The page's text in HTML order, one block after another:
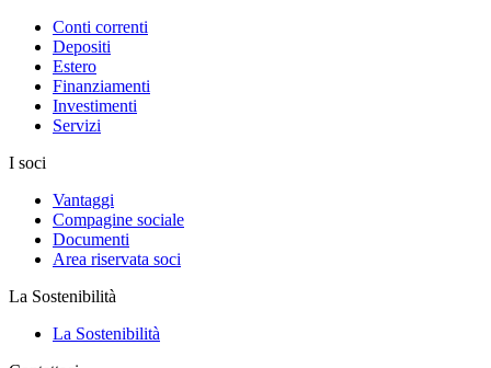
Conti correnti
Depositi
Estero
Finanziamenti
Investimenti
Servizi
I soci
Vantaggi
Compagine sociale
Documenti
Area riservata soci
La Sostenibilità
La Sostenibilità